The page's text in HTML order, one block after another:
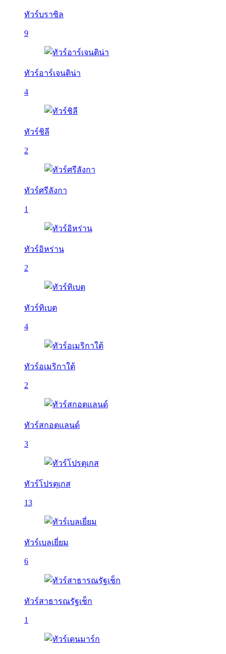
ทัวร์บราซิล
9
ทัวร์อาร์เจนติน่า
4
ทัวร์ชิลี
2
ทัวร์ศรีลังกา
1
ทัวร์อิหร่าน
2
ทัวร์ทิเบต
4
ทัวร์อเมริกาใต้
2
ทัวร์สกอตแลนด์
3
ทัวร์โปรตุเกส
13
ทัวร์เบลเยี่ยม
6
ทัวร์สาธารณรัฐเช็ก
1